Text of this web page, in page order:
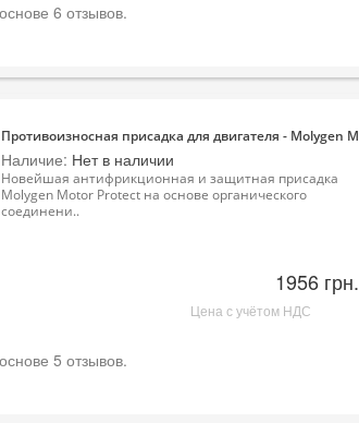
Противоизносная присадка для двигателя - Molygen
Наличие: Нет в наличии
Новейшая антифрикционная и защитная присадка
Molygen Motor Protect на основе органического
соединени..
1956 грн.
Цена с учётом НДС